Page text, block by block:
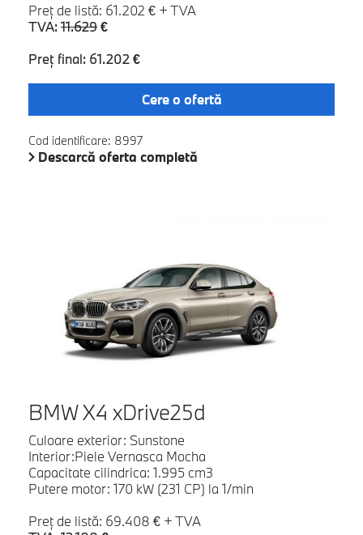
Preţ de listă: 61.202 € + TVA
TVA: 11.629€
Preţ final: 61.202 €
Cere o ofertă
Cod identificare: 8997
Descarcă oferta completă
BMW X4 xDrive25d
Culoare exterior: Sunstone
Interior:Piele Vernasca Mocha
Capacitate cilindrica: 1.995 cm3
Putere motor: 170 kW (231 CP) la 1/min
Preţ de listă: 69.408 € + TVA